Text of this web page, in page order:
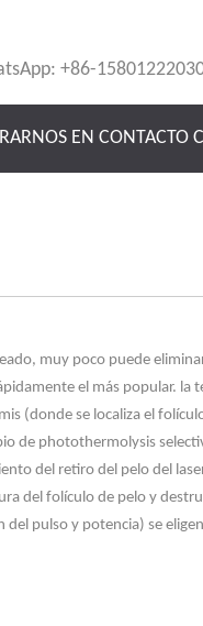
+86-
EN CONTACTO
muy poco puede
el más popular.
(donde se localiza el
de photothermolysis
del retiro del pelo del
del folículo de pelo y
pulso y potencia) se